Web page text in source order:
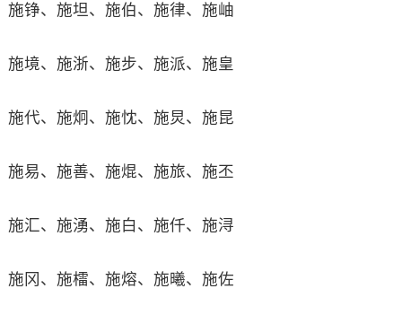
施铮、施坦、施伯、施律、施岫
施境、施浙、施步、施派、施皇
施代、施炯、施忱、施炅、施昆
施易、施善、施焜、施旅、施丕
施汇、施湧、施白、施仟、施浔
施冈、施檑、施熔、施曦、施佐